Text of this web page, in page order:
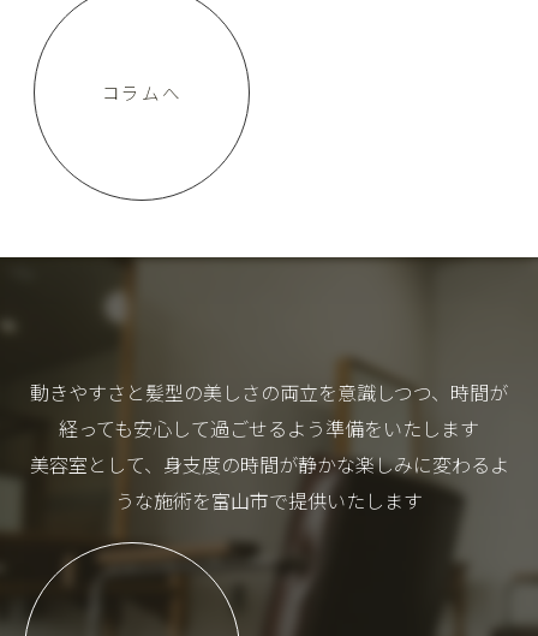
コラムへ
動きやすさと髪型の美しさの両立を意識しつつ、時間が
経っても安心して過ごせるよう準備をいたします
美容室として、身支度の時間が静かな楽しみに変わるよ
うな施術を富山市で提供いたします